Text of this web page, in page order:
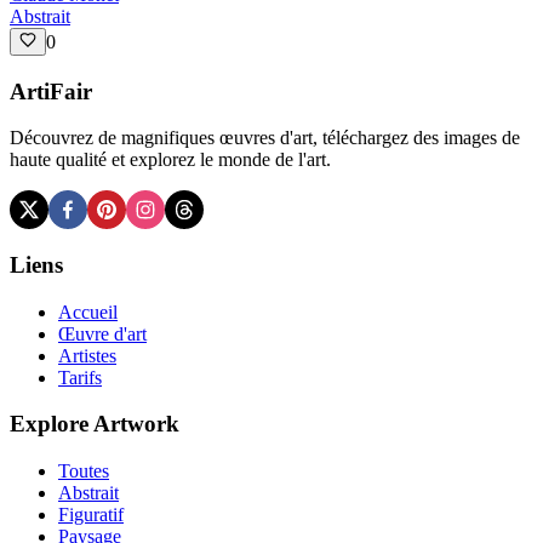
Abstrait
0
ArtiFair
Découvrez de magnifiques œuvres d'art, téléchargez des images de
haute qualité et explorez le monde de l'art.
Liens
Accueil
Œuvre d'art
Artistes
Tarifs
Explore Artwork
Toutes
Abstrait
Figuratif
Paysage